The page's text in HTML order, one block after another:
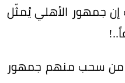
جمهور الأهلي يُمثّل
من سحب منهم جمهور